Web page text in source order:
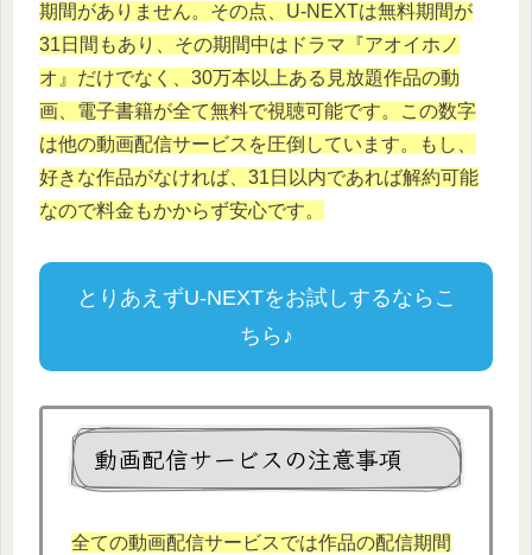
期間がありません。その点、U-NEXTは無料期間が
31日間もあり、その期間中はドラマ『アオイホノ
オ』だけでなく、30万本以上ある見放題作品の動
画、電子書籍が全て無料で視聴可能です。この数字
は他の動画配信サービスを圧倒しています。もし、
好きな作品がなければ、31日以内であれば解約可能
なので料金もかからず安心です。
とりあえずU-NEXTをお試しするならこ
ちら♪
動画配信サービスの注意事項
全ての動画配信サービスでは作品の配信期間